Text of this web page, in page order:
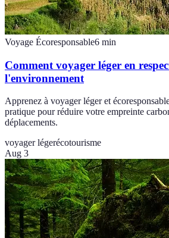
Voyage Écoresponsable6 min
Comment voyager léger en
l'environnement
Apprenez à voyager léger et
pratique pour réduire votre empreinte
déplacements.
voyager légerécotourisme
Aug 3